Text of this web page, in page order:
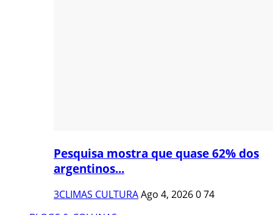
Pesquisa mostra que quase 62% dos
argentinos...
3CLIMAS CULTURAAgo 4, 2026074